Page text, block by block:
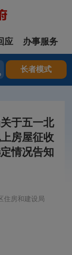
登录
应 办事服务
长者模式
于五一北
房屋征收
情况告知
住房和建设局